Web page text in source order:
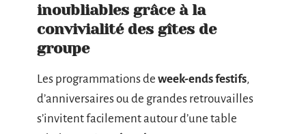
inoubliables grâce à la
convivialité des gîtes de
groupe
Les programmations de week-ends festifs,
d’anniversaires ou de grandes retrouvailles
s’invitent facilement autour d’une table